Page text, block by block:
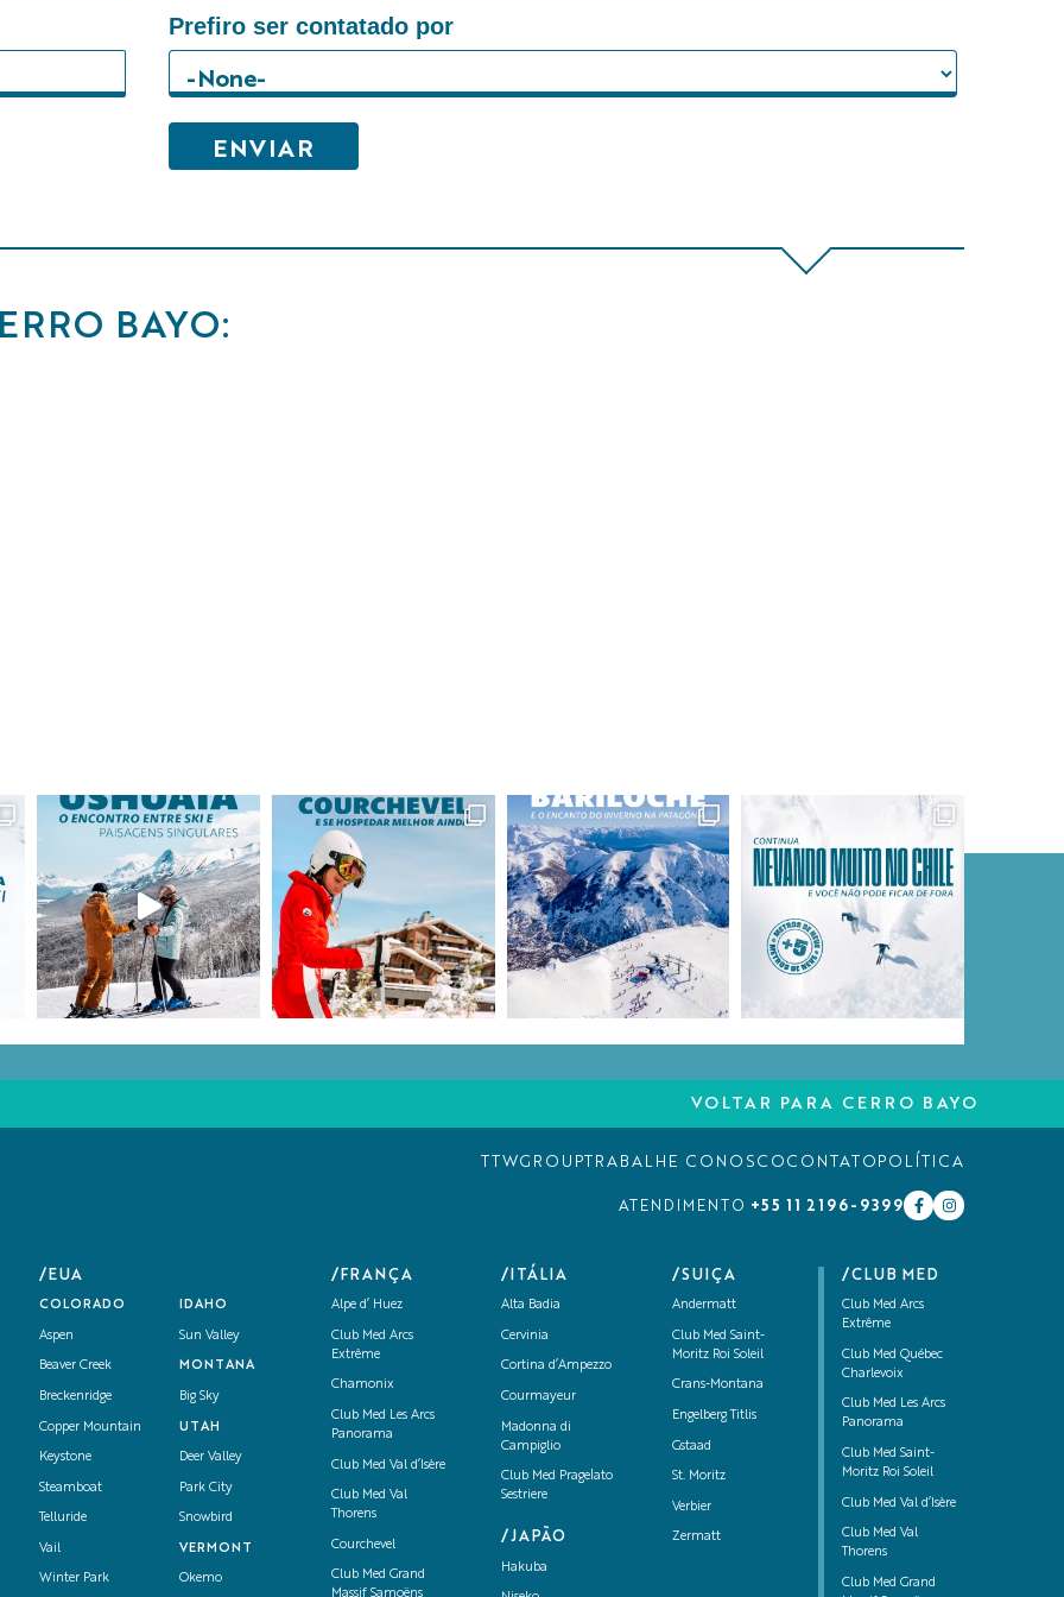
Prefiro ser contatado por
BAYO:
VOLTAR PARA CERRO BAYO
TTWGROUP TRABALHE CONOSCO CONTATO POLÍTICA
ATENDIMENTO +55 11 2196-9399
/EUA
COLORADO
Aspen
Beaver Creek
Breckenridge
Copper Mountain
Keystone
Steamboat
Telluride
Vail
Winter Park
IDAHO
Sun Valley
MONTANA
Big Sky
UTAH
Deer Valley
Park City
Snowbird
VERMONT
Okemo
/FRANÇA
Alpe d’ Huez
Club Med Arcs
Extrême
Chamonix
Club Med Les Arcs
Panorama
Club Med Val d’Isère
Club Med Val
Thorens
Courchevel
Club Med Grand
Massif Samoëns
/ITÁLIA
Alta Badia
Cervinia
Cortina d’Ampezzo
Courmayeur
Madonna di
Campiglio
Club Med Pragelato
Sestriere
/JAPÃO
Hakuba
/SUIÇA
Andermatt
Club Med Saint-
Moritz Roi Soleil
Crans-Montana
Engelberg Titlis
Gstaad
St. Moritz
Verbier
Zermatt
/CLUB MED
Club Med Arcs
Extrême
Club Med Québec
Charlevoix
Club Med Les Arcs
Panorama
Club Med Saint-
Moritz Roi Soleil
Club Med Val d’Isère
Club Med Val
Thorens
Club Med Grand